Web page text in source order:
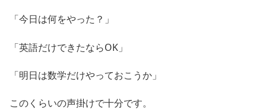
「今日は何をやった？」
「英語だけできたならOK」
「明日は数学だけやっておこうか」
このくらいの声掛けで十分です。